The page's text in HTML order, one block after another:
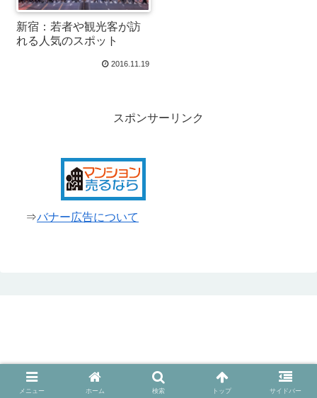
新宿：若者や観光客が訪
れる人気のスポット
2016.11.19
スポンサーリンク
⇒バナー広告について
© 2014 新宿タウン＠新宿情報満載.
メニュー ホーム 検索 トップ サイドバー